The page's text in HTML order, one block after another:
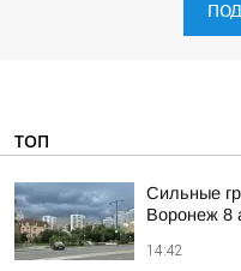
ТОП
Сильные
Воронеж 8
14:42